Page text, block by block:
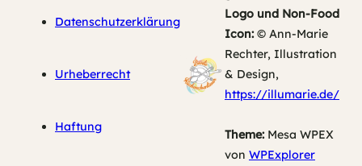
Datenschutzerklärung
Urheberrecht
Haftung
Logo und Non-Food
Icon:© Ann-Marie
Rechter, Illustration
& Design,
https://illumarie.de/
Theme:Mesa WPEX
von WPExplorer